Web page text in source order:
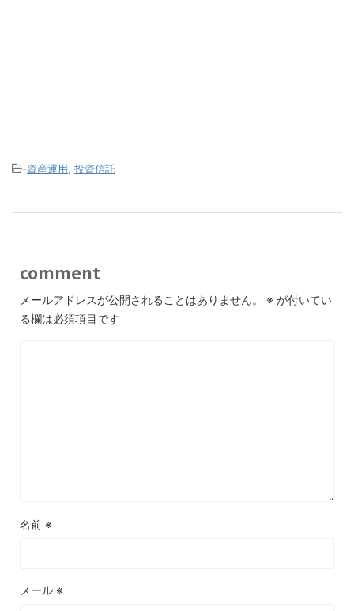
-資産運用 投資信託
comment
メールアドレスが公開されることはありません。 ※ が付いてい
る欄は必須項目です
名前 ※
メール ※